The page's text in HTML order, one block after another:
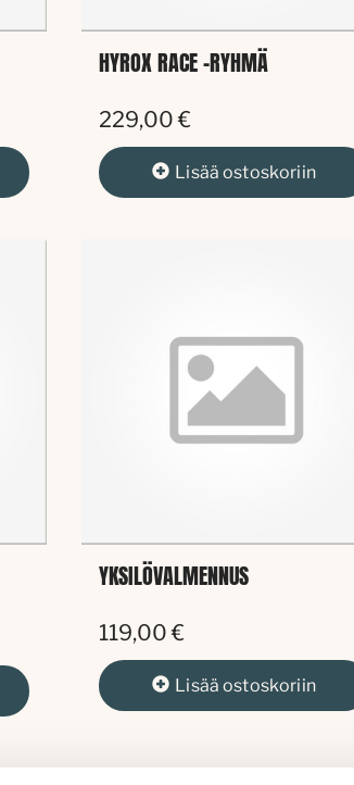
HYROX RACE -RYHMÄ
229,00 €
Lisääostoskoriin
YKSILÖVALMENNUS
119,00 €
Lisääostoskoriin